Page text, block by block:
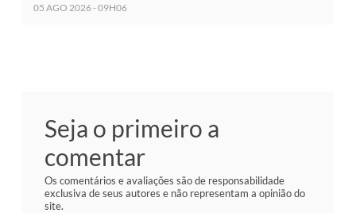
05 AGO 2026 - 09H06
Seja o primeiro a
comentar
Os comentários e avaliações são de responsabilidade
exclusiva de seus autores e não representam a opinião do
site.